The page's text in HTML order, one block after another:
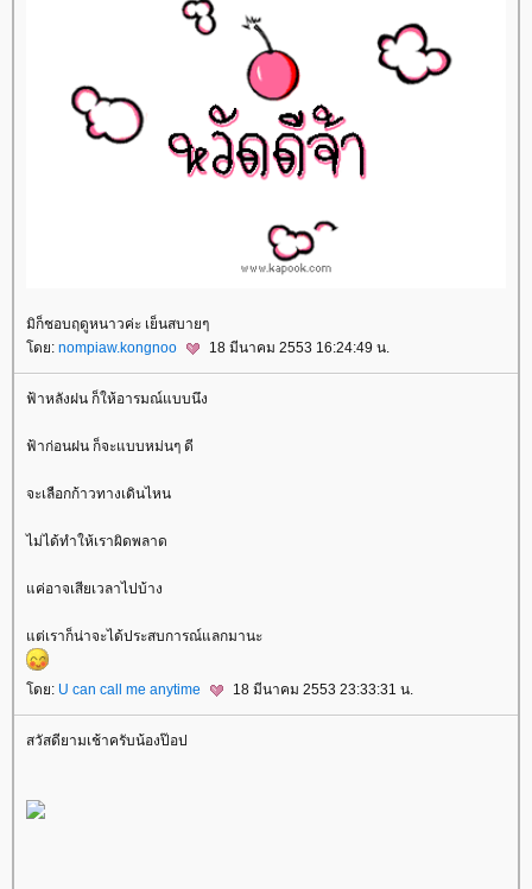
มิก็ชอบฤดูหนาวค่ะ เย็นสบายๆ
ดย: nompiaw.kongnoo 18 มีนาคม 2553 16:24:49 น.
ฟ้าหลังฝน ก็ให้อารมณ์แบบนึง
ฟ้าก่อนฝน ก็จะแบบหม่นๆ ดี
จะเลือกก้าวทางเดินไหน
ไม่ได้ทำให้เราผิดพลาด
ค่อาจเสียเวลาไปบ้าง
ต่เราก็น่าจะได้ประสบการณ์แลกมานะ
ดย: U can call me anytime 18 มีนาคม 2553 23:33:31 น.
สวัสดียามเช้าครับน้องป๊อป